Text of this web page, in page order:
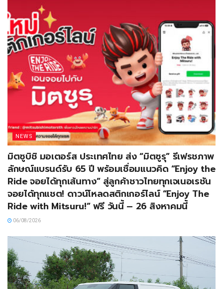
NEWS
มิตซูบิชิ มอเตอร์ส ประเทศไทย ส่ง “มิตซูรุ” รีเฟรชภาพ
ลักษณ์แบรนด์รับ 65 ปี พร้อมเชื่อมแนวคิด “Enjoy the
Ride จอยได้ทุกเส้นทาง” สู่ลูกค้าชาวไทยทุกเจเนอเรชัน
จอยได้ทุกแชต! ดาวน์โหลดสติกเกอร์ไลน์ “Enjoy The
Ride with Mitsuru!” ฟรี วันนี้ – 26 สิงหาคมนี้
06/08/2026